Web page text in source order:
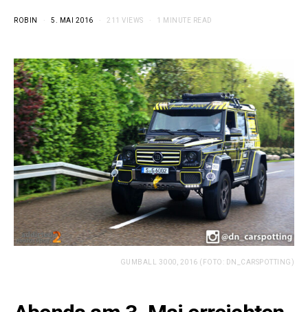
ROBIN 5. MAI 2016 211 VIEWS 1 MINUTE READ
GUMBALL 3000, 2016 (FOTO: DN_CARSPOTTING)